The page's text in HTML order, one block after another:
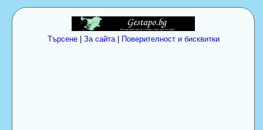
Търсене| За сайта| Поверителност и бисквитки